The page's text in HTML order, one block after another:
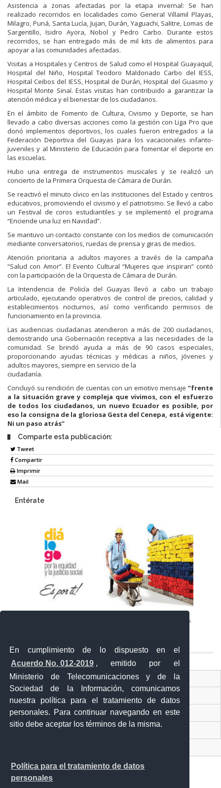
En cumplimiento de lo dispuesto en el
Acuerdo No. 012-2019 , emitido por el
Ministerio de Telecomunicaciones y de la
Sociedad de la Información, comunicamos
nuestra política para el tratamiento de datos
personales. Para continuar navegando en este
sitio debe aceptar los términos de la misma.
Política para el tratamiento de datos
personales
Asistencia a zonas afectadas por la etapa invernal: Se han
realizado recorridos en localidades como General Villamil Playas,
Milagro, Puná, Santa Lucía, Jujan, Durán, Yaguachi, Salitre, Lomas de
Sargentillo, Isidro Ayora, Nobol y Pedro Carbo. Durante estos
recorridos, se han entregado más de mil kits de alimentos para
apoyar a las comunidades afectadas.
Visitas a Hospitales y Centros de Salud como el Hospital Guayaquil,
Hospital del Niño, Hospital Teodoro Maldonado Carbo del IESS,
Hospital Ceibos del IESS, Hospital de Durán, Hospital del Guasmo y
Hospital Monte Sinaí. Estas visitas han contribuido a garantizar la
atención médica y el bienestar de los ciudadanos.
En el ámbito de Fomento de Cultura, Civismo y Deporte, se han
llevado a cabo diversas acciones como la gestión con Liga Pro que
donó implementos deportivos, los cuales fueron entregados a la
Federación Deportiva del Guayas para los vacacionales infanto-
juveniles y al Ministerio de Educación para fomentar el deporte en
las escuelas.
Hubo una entrega de instrumentos musicales y se realizó un
concierto de la Primera Orquesta de Cámara de Durán.
Se reactivó el minuto cívico en las instituciones del Estado y centros
educativos, promoviendo el civismo y el patriotismo. Se llevó a cabo
un Festival de coros estudiantiles y se implementó el programa
“Enciende una luz en Navidad”.
Se mantuvo un contacto constante con los medios de comunicación
mediante conversatorios, ruedas de prensa y giras de medios.
Atención prioritaria a adultos mayores a través de la campaña
“Salud con Amor”. El Evento Cultural “Mujeres que inspiran” contó
con la participación de la Orquesta de Cámara de Durán.
La Intendencia de Policía del Guayas llevó a cabo un trabajo
articulado, ejecutando operativos de control de precios, calidad y
establecimientos nocturnos, así como verificando permisos de
funcionamiento en la provincia.
Las audiencias ciudadanas atendieron a más de 200 ciudadanos,
demostrando una Gobernación receptiva a las necesidades de la
comunidad. Se brindó ayuda a más de 90 casos especiales,
proporcionando ayudas técnicas y médicas a niños, jóvenes y
adultos mayores, siempre en servicio de la
ciudadanía.
Concluyó su rendición de cuentas con un emotivo mensaje “frente
a la situación grave y compleja que vivimos, con el esfuerzo
de todos los ciudadanos, un nuevo Ecuador es posible, por
eso la consigna de la gloriosa Gesta del Cenepa, está vigente:
Ni un paso atrás”
Comparte esta publicación:
Tweet
Compartir
Imprimir
Mail
Entérate
Ventanilla Única Virtual
Ventanilla Única de Comercio Exterior
Gobierno Abierto